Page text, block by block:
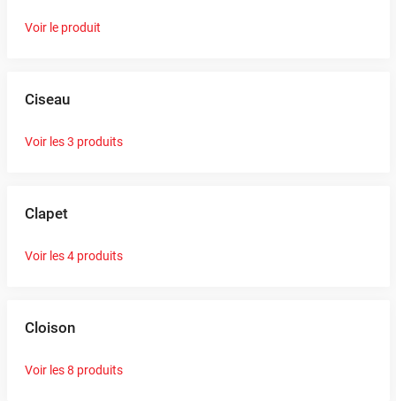
Voir le produit
Ciseau
Voir les 3 produits
Clapet
Voir les 4 produits
Cloison
Voir les 8 produits